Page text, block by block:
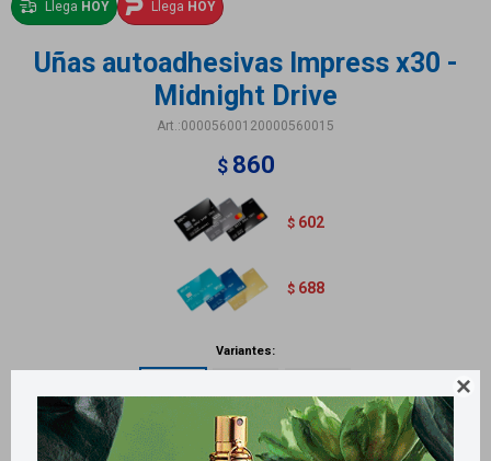

Llega HOY Llega HOY
Uñas autoadhesivas Impress x30 -
Midnight Drive
00005600120000560015
$ 860
$ 602
$ 688
Variantes: